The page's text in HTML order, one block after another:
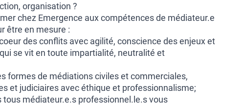
organisation ?
chez Emergence aux compétences de médiateur.e
être en mesure :
des conflits avec agilité, conscience des enjeux et
se vit en toute impartialité, neutralité et
formes de médiations civiles et commerciales,
et judiciaires avec éthique et professionnalisme;
tous médiateur.e.s professionnel.le.s vous